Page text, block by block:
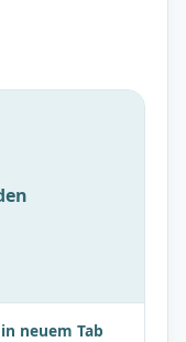
in neuem Tab